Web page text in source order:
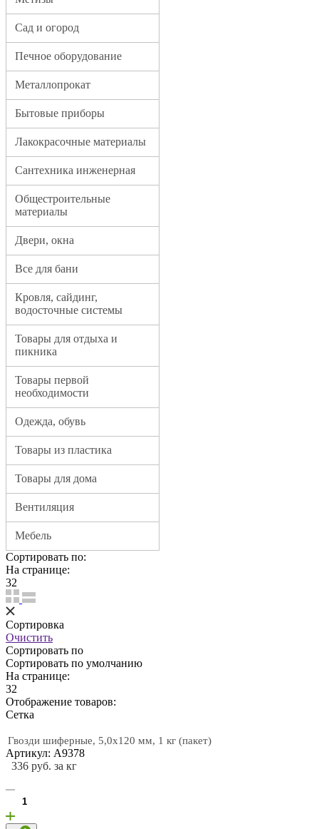
Сад и огород
Печное оборудование
Металлопрокат
Бытовые приборы
Лакокрасочные материалы
Сантехника инженерная
Общестроительные
материалы
Двери, окна
Все для бани
Кровля, сайдинг,
водосточные системы
Товары для отдыха и
пикника
Товары первой
необходимости
Одежда, обувь
Товары из пластика
Товары для дома
Вентиляция
Мебель
Сортировать по:
На странице:
32
Сортировка
Очистить
Сортировать по
Сортировать по умолчанию
На странице:
32
Отображение товаров:
Cетка
Гвозди шиферные, 5,0х120 мм, 1 кг (пакет)
Артикул: А9378
336 руб. за кг